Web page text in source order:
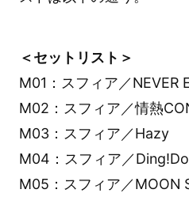
＜セットリスト＞
M01：スフィア／NEVER
M02：スフィア／情熱
M03：スフィア／Hazy
M04：スフィア／
M05：スフィア／MOON